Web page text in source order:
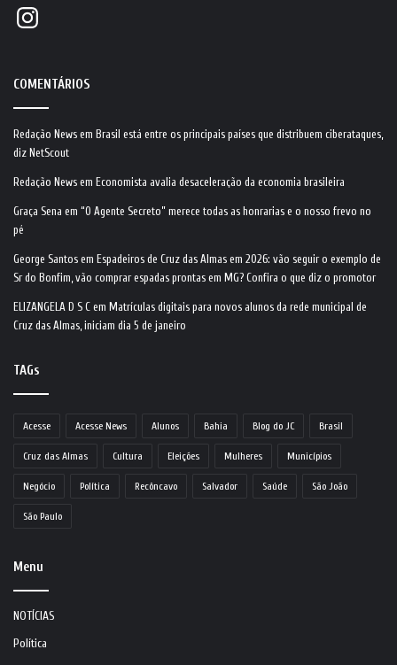
Instagram
COMENTÁRIOS
Redação News em Brasil está entre os principais países que distribuem ciberataques,
diz NetScout
Redação News em Economista avalia desaceleração da economia brasileira
Graça Sena em “O Agente Secreto” merece todas as honrarias e o nosso frevo no
pé
George Santos em Espadeiros de Cruz das Almas em 2026: vão seguir o exemplo de
Sr do Bonfim, vão comprar espadas prontas em MG? Confira o que diz o promotor
ELIZANGELA D S C em Matrículas digitais para novos alunos da rede municipal de
Cruz das Almas, iniciam dia 5 de janeiro
TAGs
Acesse Acesse News Alunos Bahia Blog do JC Brasil
Cruz das Almas Cultura Eleições Mulheres Municípios
Negócio Política Recôncavo Salvador Saúde São João
São Paulo
Menu
NOTÍCIAS
Política